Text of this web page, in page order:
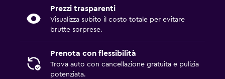
Prezzi trasparenti
Visualizza subito il costo totale per evitare
brutte sorprese.
Prenota con flessibilità
Trova auto con cancellazione gratuita e pulizia
potenziata.